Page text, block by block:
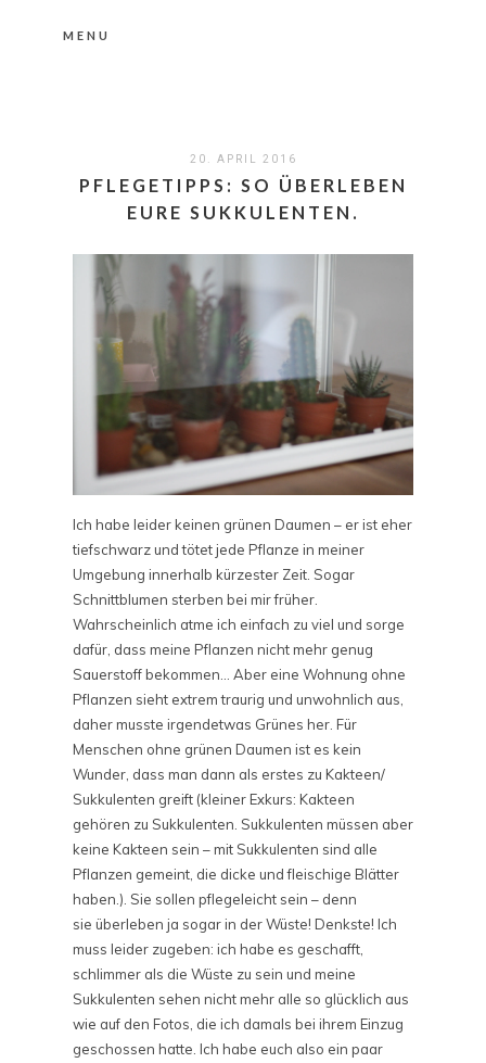
MENU
20. APRIL 2016
PFLEGETIPPS: SO ÜBERLEBEN
EURE SUKKULENTEN.
Ich habe leider keinen grünen Daumen – er ist eher
tiefschwarz und tötet jede Pflanze in meiner
Umgebung innerhalb kürzester Zeit. Sogar
Schnittblumen sterben bei mir früher.
Wahrscheinlich atme ich einfach zu viel und sorge
dafür, dass meine Pflanzen nicht mehr genug
Sauerstoff bekommen… Aber eine Wohnung ohne
Pflanzen sieht extrem traurig und unwohnlich aus,
daher musste irgendetwas Grünes her. Für
Menschen ohne grünen Daumen ist es kein
Wunder, dass man dann als erstes zu Kakteen/
Sukkulenten greift (kleiner Exkurs: Kakteen
gehören zu Sukkulenten. Sukkulenten müssen aber
keine Kakteen sein – mit Sukkulenten sind alle
Pflanzen gemeint, die dicke und fleischige Blätter
haben.). Sie sollen pflegeleicht sein – denn
sie überleben ja sogar in der Wüste! Denkste! Ich
muss leider zugeben: ich habe es geschafft,
schlimmer als die Wüste zu sein und meine
Sukkulenten sehen nicht mehr alle so glücklich aus
wie auf den Fotos, die ich damals bei ihrem Einzug
geschossen hatte. Ich habe euch also ein paar